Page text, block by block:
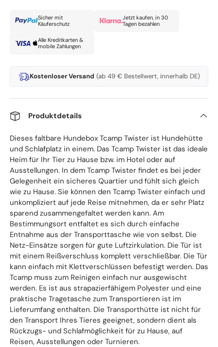
Sicher mit
Käuferschutz
Jetzt kaufen, in 30
Tagen bezahlen
Alle Kreditkarten &
mobile Zahlungen
Kostenloser Versand (ab 49 € Bestellwert, innerhalb DE)
Produktdetails
Dieses faltbare Hundebox Tcamp Twister ist Hundehütte
und Schlafplatz in einem. Das Tcamp Twister ist das ideale
Heim für Ihr Tier zu Hause bzw. im Hotel oder auf
Ausstellungen. In dem Tcamp Twister findet es bei jeder
Gelegenheit ein sicheres Quartier und fühlt sich gleich
wie zu Hause. Sie können den Tcamp Twister einfach und
unkompliziert auf jede Reise mitnehmen, da er sehr Platz
sparend zusammengefaltet werden kann. Am
Bestimmungsort entfaltet es sich durch einfache
Entnahme aus der Transporttasche wie von selbst. Die
Netz-Einsätze sorgen für gute Luftzirkulation. Die Tür ist
mit einem Reißverschluss komplett verschließbar. Die Tür
kann einfach mit Klettverschlüssen befestigt werden. Das
Tcamp muss zum Reinigen einfach nur ausgewischt
werden. Es ist aus strapazierfähigem Polyester und eine
praktische Tragetasche zum Transportieren ist im
Lieferumfang enthalten. Die Transporthütte ist nicht für
den Transport Ihres Tieres geeignet, sondern dient als
Rückzugs- und Schlafmöglichkeit für zu Hause, auf
Reisen, Ausstellungen oder Turnieren.